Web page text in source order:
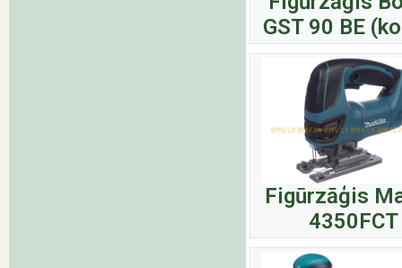
GST 90 BE
Figūrzāģis
4350FCT